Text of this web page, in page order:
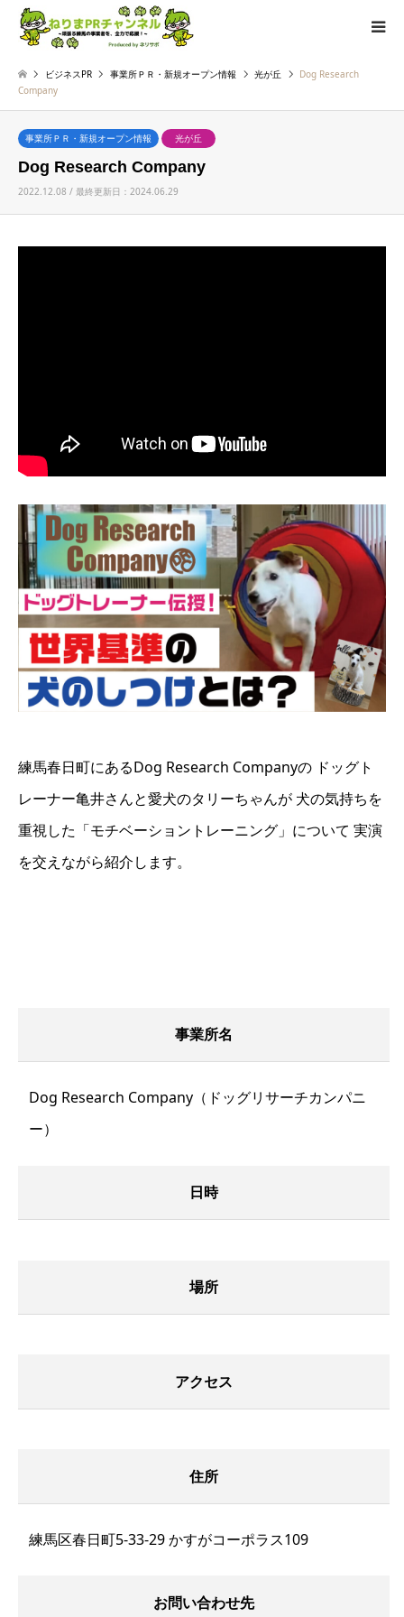
ビジネスPR 事業所ＰＲ・新規オープン情報 光が丘
Dog Research
Company
事業所ＰＲ・新規オープン情報 光が丘
Dog Research Company
2022.12.08 / 最終更新日：2024.06.29
練馬春日町にあるDog Research Companyの ドッグト
レーナー亀井さんと愛犬のタリーちゃんが 犬の気持ちを
重視した「モチベーショントレーニング」について 実演
を交えながら紹介します。
事業所名
Dog Research Company（ドッグリサーチカンパニ
ー）
日時
場所
アクセス
住所
練馬区春日町5-33-29 かすがコーポラス109
お問い合わせ先